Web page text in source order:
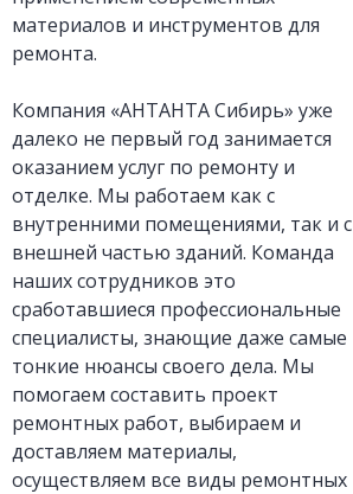
материалов и инструментов для
ремонта.
Компания «АНТАНТА Сибирь» уже
далеко не первый год занимается
оказанием услуг по ремонту и
отделке. Мы работаем как с
внутренними помещениями, так и с
внешней частью зданий. Команда
наших сотрудников это
сработавшиеся профессиональные
специалисты, знающие даже самые
тонкие нюансы своего дела. Мы
помогаем составить проект
ремонтных работ, выбираем и
доставляем материалы,
осуществляем все виды ремонтных